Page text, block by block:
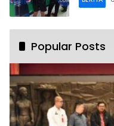
Popular Posts